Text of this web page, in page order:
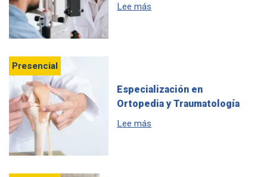
Lee más
Presencial
Especialización en
Ortopedia y Traumatología
Lee más